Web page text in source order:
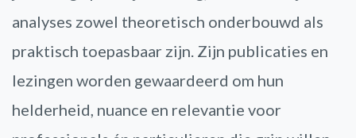
analyses zowel theoretisch onderbouwd als
praktisch toepasbaar zijn. Zijn publicaties en
lezingen worden gewaardeerd om hun
helderheid, nuance en relevantie voor